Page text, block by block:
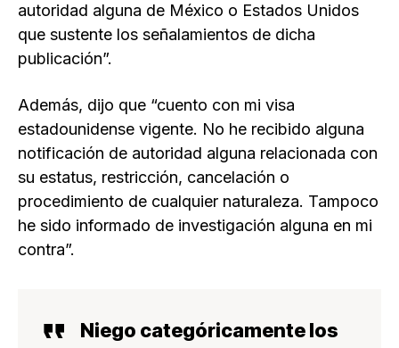
autoridad alguna de México o Estados Unidos
que sustente los señalamientos de dicha
publicación”.
Además, dijo que “cuento con mi visa
estadounidense vigente. No he recibido alguna
notificación de autoridad alguna relacionada con
su estatus, restricción, cancelación o
procedimiento de cualquier naturaleza. Tampoco
he sido informado de investigación alguna en mi
contra”.
Niego categóricamente los